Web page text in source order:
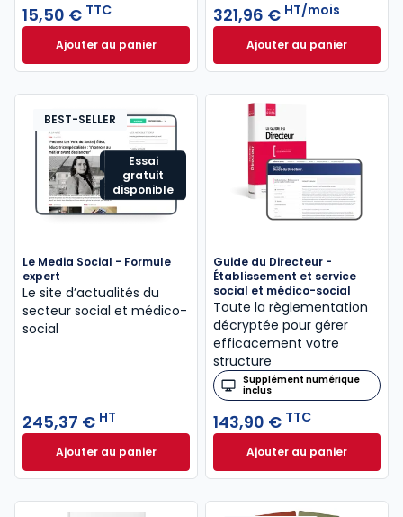
15,50 € TTC
Ajouter au panierHors Série Directions 35 - L'analyse des
321,96 € HT/mois
Ajouter au panier
ELnet Social à
Essai
gratuit
disponible
BEST-SELLER
Le Media Social - Formule
expert
Le site d’actualités du
secteur social et médico-
social
245,37 € HT
Ajouter au panierLe Media Social - Formule expert à 245,37 € HT
Guide du Directeur -
Établissement et service
social et médico-social
Toute la règlementation
décryptée pour gérer
efficacement votre
structure
Supplément numérique
inclus
143,90 € TTC
Ajouter au panier
Guide du